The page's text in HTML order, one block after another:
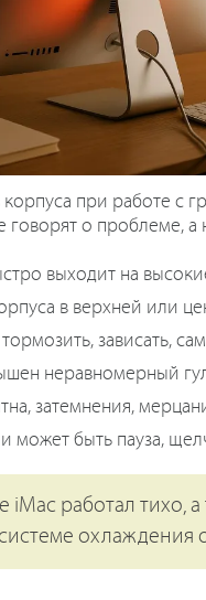
при работе с
о проблеме, а
выходит на
в верхней или
зависать,
неравномерный
затемнения,
может быть пауза,
iMac работал тихо,
охлаждения